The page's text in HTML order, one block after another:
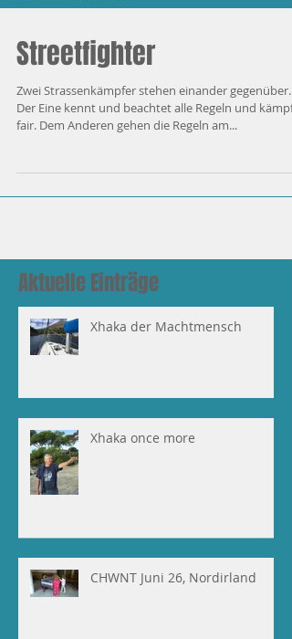
Streetfighter
Zwei Strassenkämpfer stehen einander gegenüber.
Der Eine kennt und beachtet alle Regeln und kämpft
fair. Dem Anderen gehen die Regeln am...
Aktuelle Einträge
Xhaka der Machtmensch
Xhaka once more
CHWNT Juni 26, Nordirland